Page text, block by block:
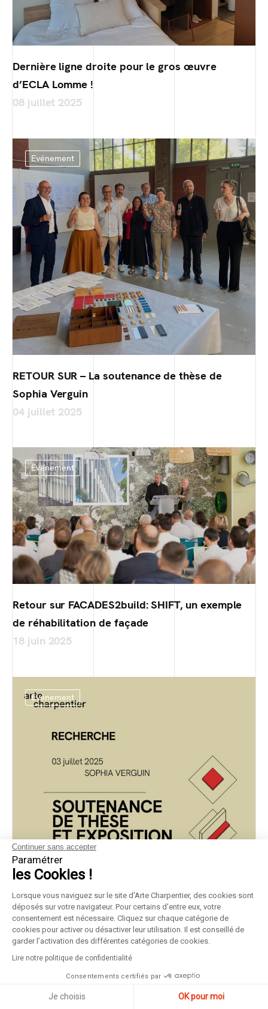
Dernière ligne droite pour le gros œuvre
d’ECLA Lomme !
08 juillet 2025
Evénement
RETOUR SUR – La soutenance de thèse de
Sophia Verguin
04 juillet 2025
Evénement
Retour sur FACADES2build: SHIFT, un exemple
de réhabilitation de façade
18 juin 2025
Evénement
Continuer sans accepter
Paramétrer
les Cookies !
Lorsque vous naviguez sur le site d'Arte Charpentier, des cookies sont
déposés sur votre navigateur. Pour certains d’entre eux, votre
consentement est nécessaire. Cliquez sur chaque catégorie de
cookies pour activer ou désactiver leur utilisation. Il est conseillé de
garder l’activation des différentes catégories de cookies.
Lire notre politique de confidentialité
Consentements certifiés par
Je choisis OK pour moi